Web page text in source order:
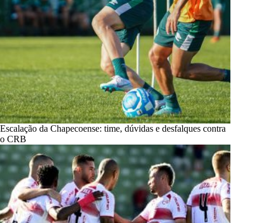
Escalação da Chapecoense: time, dúvidas e desfalques contra
o CRB